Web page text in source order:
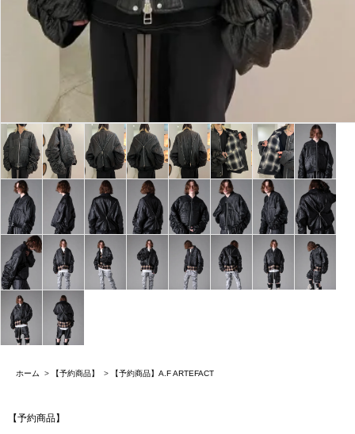
ホーム > 【予約商品】 > 【予約商品】A.F ARTEFACT
【予約商品】